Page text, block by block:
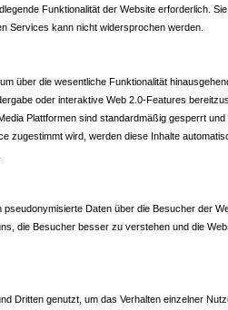
Funktionalität der Website erforderlich.
Services kann nicht widersprochen werden.
über die wesentliche Funktionalität
oder interaktive Web 2.0-Features
Plattformen sind standardmäßig gesperrt und
zugestimmt wird, werden diese Inhalte
Daten über die Besucher der
die Besucher besser zu verstehen und die
Dritten genutzt, um das Verhalten einzelner